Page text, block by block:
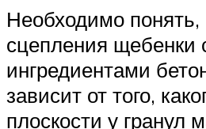
Необходимо понять,
сцепления щебенки
ингредиентами
зависит от того,
плоскости у гранул